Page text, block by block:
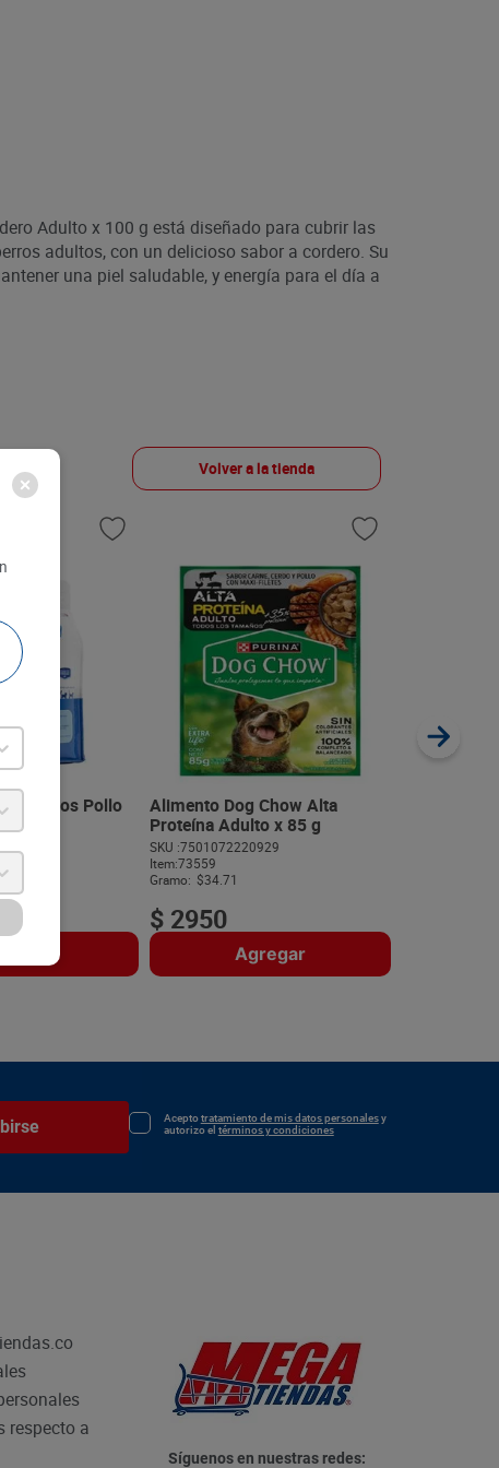
Adulto x 100 g está diseñado para cubrir las
adultos, con un delicioso sabor a cordero. Su
una piel saludable, y energía para el día a
Volver a la tienda
Gatos Pollo
Alimento Dog Chow Alta
Proteína Adulto x 85 g
SKU :7501072220929
Item:73559
Gramo: $34.71
$ 2950
Agregar
:60678
Aceptotratamiento de mis datos personalesy
autorizo el términos y condiciones
respecto a
Síguenos en nuestras redes: